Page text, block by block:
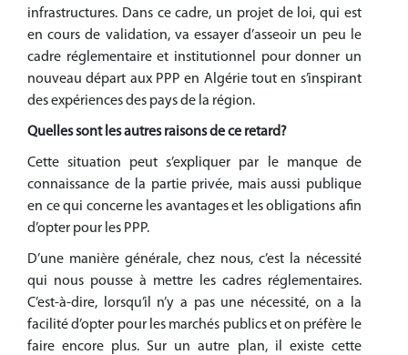
infrastructures. Dans ce cadre, un projet de loi, qui est
en cours de validation, va essayer d’asseoir un peu le
cadre réglementaire et institutionnel pour donner un
nouveau départ aux PPP en Algérie tout en s’inspirant
des expériences des pays de la région.
Quelles sont les autres raisonsde ce retard?
Cette situation peut s’expliquer par le manque de
connaissance de la partie privée, mais aussi publique
en ce qui concerne les avantages et les obligations afin
d’opter pour les PPP.
D’une manière générale, chez nous, c’est la nécessité
qui nous pousse à mettre les cadres réglementaires.
C’est-à-dire, lorsqu’il n’y a pas une nécessité, on a la
facilité d’opter pour les marchés publics et on préfère le
faire encore plus. Sur un autre plan, il existe cette